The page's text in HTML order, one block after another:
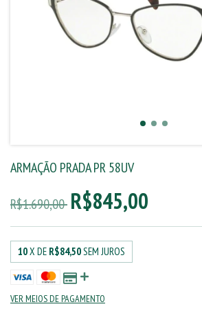
ARMAÇÃO PRADA PR 58UV
R$1.690,00 R$845,00
10X DE R$84,50SEM JUROS
VER MEIOS DE PAGAMENTO